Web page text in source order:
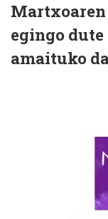
egingo
amaituko